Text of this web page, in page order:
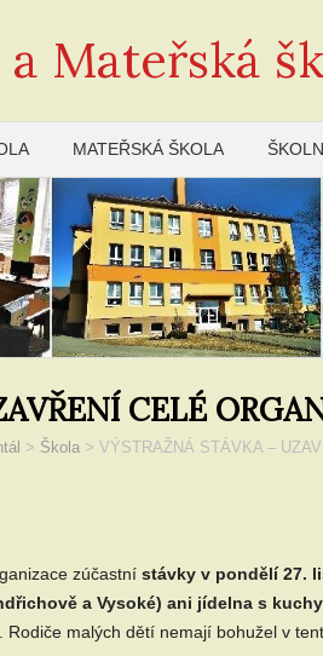
Mateřská
MATEŘSKÁ ŠKOLA
CELÉ
> Škola > VÝSTRAŽNÁ STÁVKA –
zúčastní stávky v pondělí 27.
a Vysoké) ani jídelna s
malých dětí nemají bohužel v